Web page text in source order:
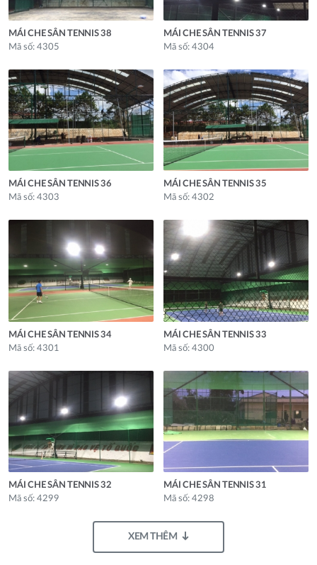
MÁI CHE SÂN TENNIS 38
Mã số: 4305
MÁI CHE SÂN TENNIS 37
Mã số: 4304
MÁI CHE SÂN TENNIS 36
Mã số: 4303
MÁI CHE SÂN TENNIS 35
Mã số: 4302
MÁI CHE SÂN TENNIS 34
Mã số: 4301
MÁI CHE SÂN TENNIS 33
Mã số: 4300
MÁI CHE SÂN TENNIS 32
Mã số: 4299
MÁI CHE SÂN TENNIS 31
Mã số: 4298
XEM THÊM